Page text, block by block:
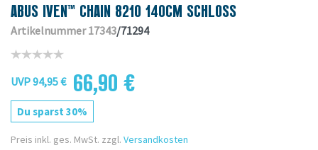
ABUS IVEN™ CHAIN 8210 140CM SCHLOSS
Artikelnummer 17343/71294
UVP 94,95 € 66,90 €
Du sparst 30%
Preis inkl. ges. MwSt. zzgl. Versandkosten